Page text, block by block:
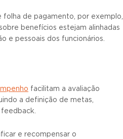
de pagamento, por exemplo,
benefícios estejam alinhadas
e pessoais dos funcionários.
facilitam a avaliação
a definição de metas,
feedback.
e recompensar o